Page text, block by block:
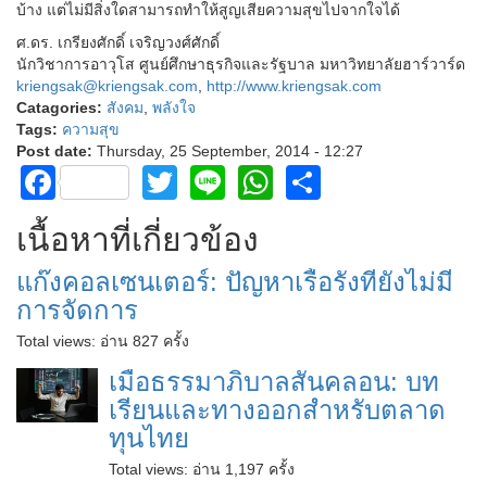
บ้าง แต่ไม่มีสิ่งใดสามารถทำให้สูญเสียความสุขไปจากใจได้
ศ.ดร. เกรียงศักดิ์ เจริญวงศ์ศักดิ์
นักวิชาการอาวุโส ศูนย์ศึกษาธุรกิจและรัฐบาล มหาวิทยาลัยฮาร์วาร์ด
kriengsak@kriengsak.com
http://www.kriengsak.com
Catagories: สังคม พลังใจ
Tags: ความสุข
Post date: Thursday, 25 September, 2014 - 12:27
FacebookTwitter
LineWhatsApp
เนื้อหาที่เกี่ยวข้อง
แก๊งคอลเซนเตอร์: ปัญหาเรื้อรังที่ยังไม่มี
การจัดการ
Total views: อ่าน 827 ครั้ง
เมื่อธรรมาภิบาลสั่นคลอน: บท
เรียนและทางออกสำหรับตลาด
ทุนไทย
Total views: อ่าน 1,197 ครั้ง